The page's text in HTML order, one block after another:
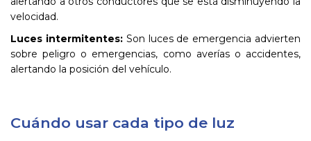
velocidad.
Luces intermitentes: Son luces de emergencia advierten
sobre peligro o emergencias, como averías o accidentes,
alertando la posición del vehículo.
Cuándo usar cada tipo de luz